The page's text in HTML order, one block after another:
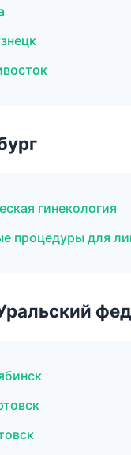
гинекология
процедуры для